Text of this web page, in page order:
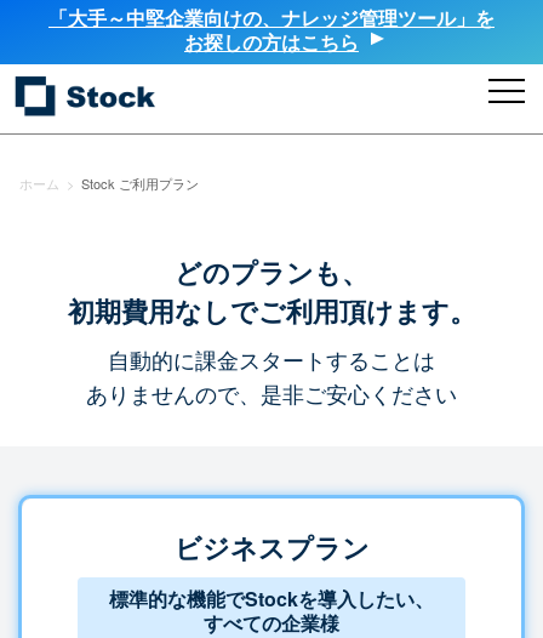
「大手～中堅企業向けの、ナレッジ管理ツール」を
お探しの方はこちら
ホーム > Stock ご利用プラン
どのプランも、
初期費用なしでご利用頂けます。
自動的に課金スタートすることは
ありませんので、是非ご安心ください
ビジネスプラン
標準的な機能でStockを導入したい、
すべての企業様